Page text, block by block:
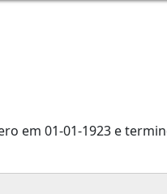
em 01-01-1923 e